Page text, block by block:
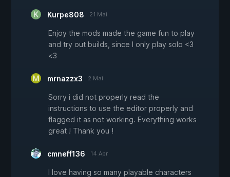
Kurpe808 21 Mai
Enjoy the mods made the game fun to play
and try out builds, since I only play solo <3
<3
mrnazzx3 2 Mai
Sorry i did not properly read the
instructions to use the editor properly and
flagged it as not working. Everything works
great ! Thank you !
cmneff136 14 Apr
I love having so many playable characters